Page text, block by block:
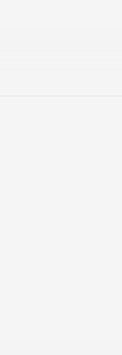
需要知道—孩子嚇到
想問... 5歲孩子可